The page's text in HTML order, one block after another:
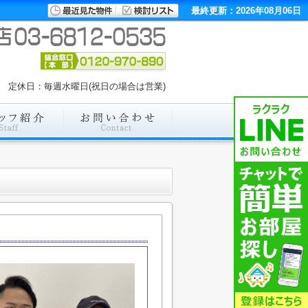
最終更新：2026年08月06日
休日：毎週水曜日(祝日の場合は営業)